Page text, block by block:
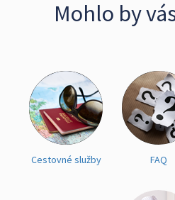
Mohlo by
Cestovné služby FAQ